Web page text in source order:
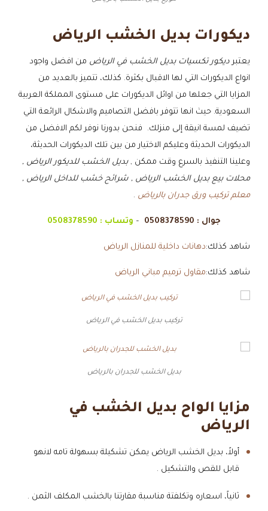
ديكورات بديل الخشب الرياض
يعتبرديكور تكسيات بديل الخشب في الرياض من افضل واجود
انواع الديكورات التي لها الاقبال بكثرة. كذلك، تتميز بالعديد من
المزايا التي جعلها من اوائل الديكورات على مستوى المملكة العربية
السعودية. حيث انها تتوفر بافضل التصاميم والاشكال الرائعة التي
تضيف لمسة انيقة إلى منزلك. فنحن بدورنا نوفر لكم الافضل من
الديكورات الحديثة وعليكم الاختيار من بين تلك الديكورات الحديثة،
وعلينا التنفيذ بالسرع وقت ممكن , بديل الخشب للديكور الرياض ,
محلات بيع بديل الخشب الرياض , شرائح خشب للداخل الرياض ,
معلم تركيب ورق جدران بالرياض .
جوال : 0508378590
– وتساب : 0508378590
شاهد كذلك:دهانات داخلية للمنازل الرياض
شاهد كذلك:مقاول ترميم مباني الرياض
تركيب بديل الخشب في الرياض
بديل الخشب للجدران بالرياض
مزايا الواح بديل الخشب في
الرياض
أولاً، بديل الخشب الرياض يمكن تشكيلة بسهولة تامه لانهو
قابل للقص والتشكيل .
ثانياً، اسعاره وتكلفتة مناسبة مقارتنا بالخشب المكلف الثمن .